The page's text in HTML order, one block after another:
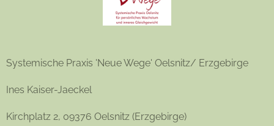
Systemische Praxis 'Neue Wege' Oelsnitz/ Erzgebirge
Ines Kaiser-Jaeckel
Kirchplatz 2, 09376 Oelsnitz (Erzgebirge)